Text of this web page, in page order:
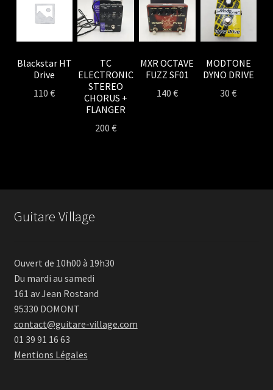
Blackstar HT
Drive
110€
TC
ELECTRONIC
STEREO
CHORUS +
FLANGER
200€
MXR OCTAVE
FUZZ SF01
140 €
MODTONE
DYNO DRIVE
30€
Guitare Village
Ouvert de 10h00 à 19h30
Du mardi au samedi
161 av Jean Rostand
95330 DOMONT
contact@guitare-village.com
01 39 91 16 63
Mentions Légales